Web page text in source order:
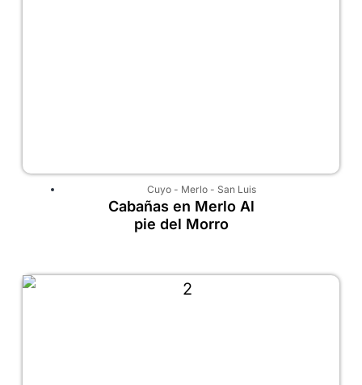
Cuyo- Merlo- San Luis
Cabañas en Merlo Al
pie del Morro